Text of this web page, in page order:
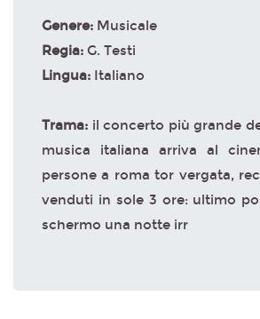
Genere: Musicale
Regia: G. Testi
Lingua: Italiano
Trama: il concerto più grande
musica italiana arriva al
persone a roma tor vergata,
venduti in sole 3 ore: ultimo
schermo una notte irr